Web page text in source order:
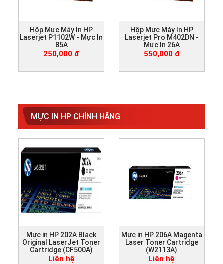
Hộp Mực Máy In HP
Laserjet P1102W - Mực In
85A
250,000 đ
Hộp Mực Máy In HP
Laserjet Pro M402DN -
Mực In 26A
550,000 đ
MỰC IN HP CHÍNH HÃNG
Mực in HP 202A Black
Original LaserJet Toner
Cartridge (CF500A)
Liên hệ
Mực in HP 206A Magenta
Laser Toner Cartridge
(W2113A)
Liên hệ